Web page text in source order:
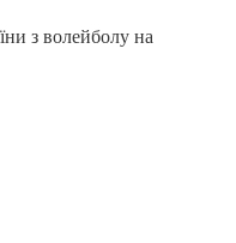
з волейболу на